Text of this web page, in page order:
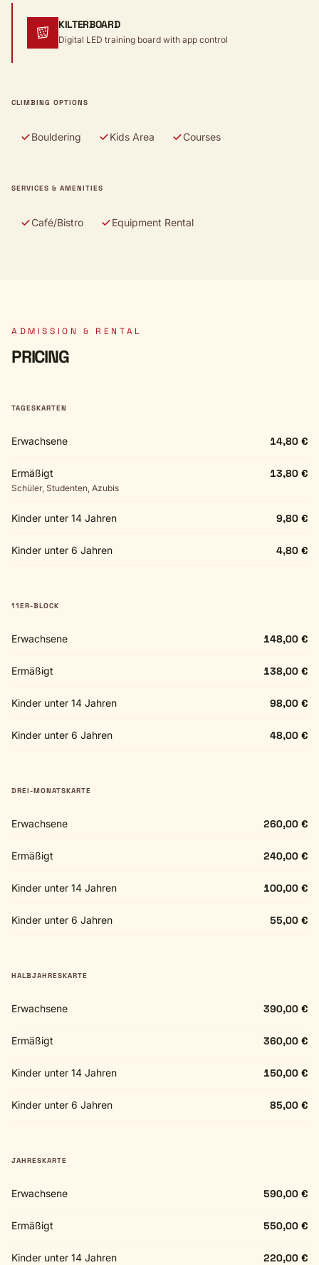
KILTERBOARD
Digital LED training board with app control
CLIMBING OPTIONS
Bouldering Kids Area Courses
SERVICES & AMENITIES
Café/Bistro Equipment Rental
ADMISSION & RENTAL
PRICING
TAGESKARTEN
Erwachsene 14,80 €
Ermäßigt
Schüler, Studenten, Azubis
13,80 €
Kinder unter 14 Jahren 9,80 €
Kinder unter 6 Jahren 4,80 €
11ER-BLOCK
Erwachsene 148,00 €
Ermäßigt 138,00 €
Kinder unter 14 Jahren 98,00 €
Kinder unter 6 Jahren 48,00 €
DREI-MONATSKARTE
Erwachsene 260,00 €
Ermäßigt 240,00 €
Kinder unter 14 Jahren 100,00 €
Kinder unter 6 Jahren 55,00 €
HALBJAHRESKARTE
Erwachsene 390,00 €
Ermäßigt 360,00 €
Kinder unter 14 Jahren 150,00 €
Kinder unter 6 Jahren 85,00 €
JAHRESKARTE
Erwachsene 590,00 €
Ermäßigt 550,00 €
Kinder unter 14 Jahren 220,00 €